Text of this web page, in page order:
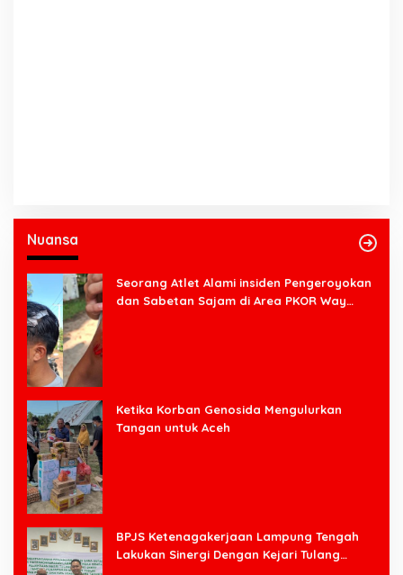
Nuansa
Seorang Atlet Alami insiden Pengeroyokan
dan Sabetan Sajam di Area PKOR Way
Ketika Korban Genosida Mengulurkan
Tangan untuk Aceh
BPJS Ketenagakerjaan Lampung Tengah
Lakukan Sinergi Dengan Kejari Tulang